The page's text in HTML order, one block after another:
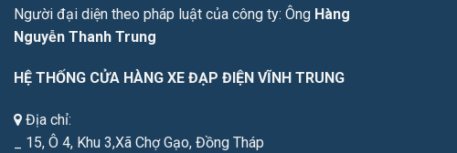
Người đại diện theo pháp luật của công ty: Ông Hàng
Nguyễn Thanh Trung
HỆ THỐNG CỬA HÀNG XE ĐẠP ĐIỆN VĨNH TRUNG
Địa chỉ:
_ 15, Ô 4, Khu 3,Xã Chợ Gạo, Đồng Tháp